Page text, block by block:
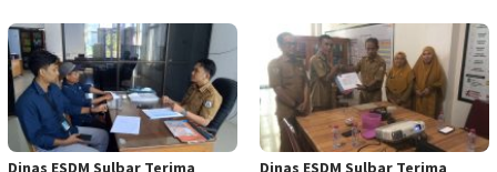
Dinas ESDM Sulbar Terima
Dinas ESDM Sulbar Terima